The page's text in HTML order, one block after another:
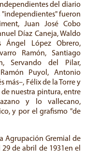
del diario
"independientes" fueron
Juan José Cobo
Díaz Caneja, Waldo
Ángel López Obrero,
Ramón, Santiago
Servando del Pilar,
Puyol, Antonio
más–, Félix de la Torre y
nuestra pintura, entre
y lo vallecano,
y por el grafismo "de
Agrupación Gremial de
de abril de 1931en el